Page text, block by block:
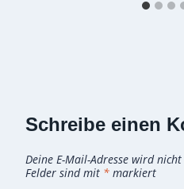
Schreibe einen
Deine E-Mail-Adresse wird
Felder sind mit * markiert